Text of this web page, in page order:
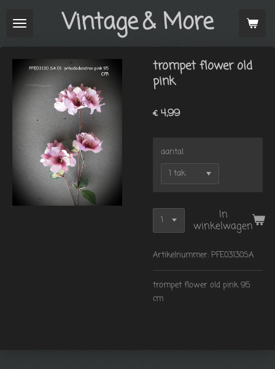
direct
hoofdinhoud
Vintage& More
trompet flower old
pink
€ 4,99
aantal
In
winkelwagen
Artikelnummer: PFE03130SA
trompet flower old pink 95
cm